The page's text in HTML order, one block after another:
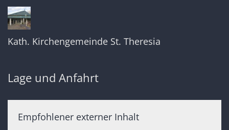
Kath. Kirchengemeinde St. Theresia
Lage und Anfahrt
Empfohlener externer Inhalt